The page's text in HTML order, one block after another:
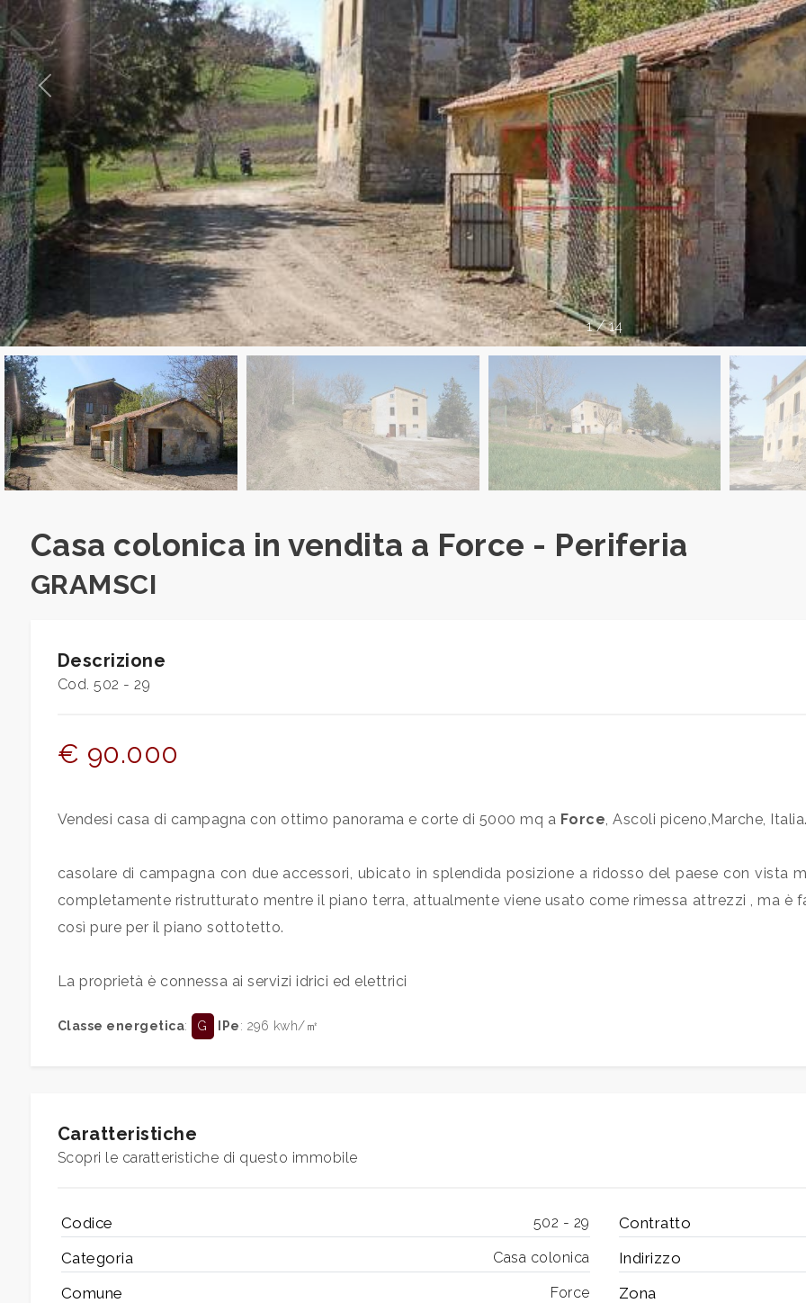
1 / 14
Casa colonica in vendita a Force - Periferia
GRAMSCI
Descrizione
Cod. 502 - 29
€ 90.000
Vendesi casa di campagna con ottimo panorama e corte di 5000 mq a Force, Ascoli piceno,Marche, Italia.
casolare di campagna con due accessori, ubicato in splendida posizione a ridosso del paese con vista
completamente ristrutturato mentre il piano terra, attualmente viene usato come rimessa attrezzi , ma è
così pure per il piano sottotetto.
La proprietà è connessa ai servizi idrici ed elettrici
Classe energetica: G IPe: 296 kwh/㎡
Caratteristiche
Scopri le caratteristiche di questo immobile
Codice 502 - 29 Contratto
Categoria Casa colonica Indirizzo
Comune Force Zona
CONTATTI
DICONO
DI
NOI
NEWS
BLOG
Provincia
Comune
Tipologia
multiscelta
Qualsiasi
Residenziali
Commerciali
Prezzo
Locali